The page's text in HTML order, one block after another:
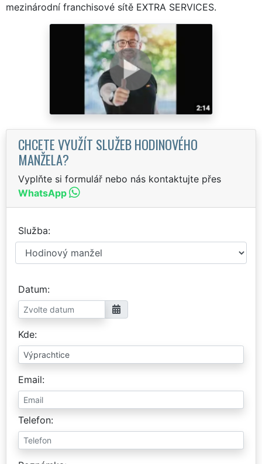
mezinárodní franchisové sítě EXTRA SERVICES.
CHCETE VYUŽÍT SLUŽEB HODINOVÉHO
MANŽELA?
Vyplňte si formulář nebo nás kontaktujte přes
WhatsApp
Služba
Datum
Kde
Email
Telefon